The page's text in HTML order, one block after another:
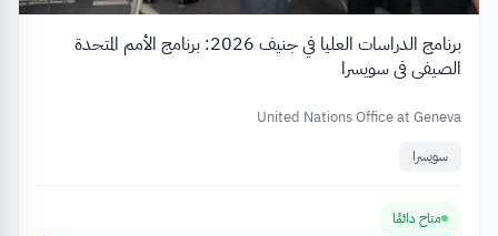
برنامج الدراسات العليا في جنيف 2026: برنامج الأمم المتحدة
الصيفي في سويسرا
United Nations Office at Geneva
سويسرا
متاح دائمًا